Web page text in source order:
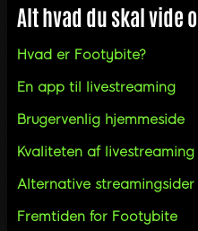
Alt hvad du skal vide
Hvad er Footybite?
En app til livestreaming
Brugervenlig hjemmeside
Kvaliteten af livestreaming
Alternative
Fremtiden for Footybite